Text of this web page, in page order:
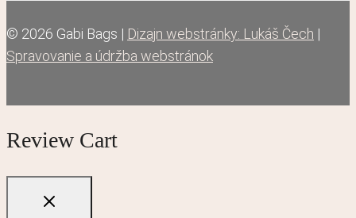
© 2026 Gabi Bags | Dizajn webstránky: Lukáš Čech |
Spravovanie a údržba webstránok
Review Cart